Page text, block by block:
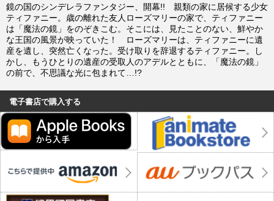
鏡の国のシンデレラファンタジー、開幕!! 親類の家に居候する少女
ティファニー。歳の離れた友人ローズマリーの家で、ティファニー
は「魔法の鏡」をのぞきこむ。そこには、見たことのない、鮮やか
な王国の風景が映っていた！ ローズマリーは、ティファニーに遺
産を遺し、突然亡くなった。受け取りを辞退するティファニー。し
かし、もうひとりの遺産の受取人のアデルとともに、「魔法の鏡」
の前で、不思議な光に包まれて…!?
電子書店で購入する